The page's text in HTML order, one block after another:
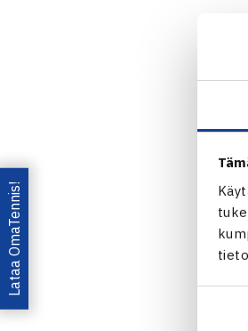
Lataa OmaTennis!